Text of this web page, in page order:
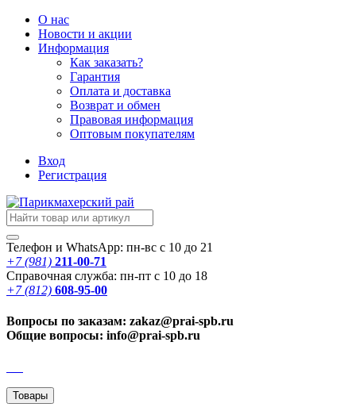
О нас
Новости и акции
Информация
Как заказать?
Гарантия
Оплата и доставка
Возврат и обмен
Правовая информация
Оптовым покупателям
Вход
Регистрация
Телефон и WhatsApp: пн-вс с 10 до 21
+7 (981) 211-00-71
Справочная служба: пн-пт с 10 до 18
+7 (812) 608-95-00
Вопросы по заказам: zakaz@prai-spb.ru
Общие вопросы: info@prai-spb.ru
Товары